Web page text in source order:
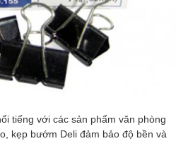
tiếng với các sản phẩm văn phòng
kẹp bướm Deli đảm bảo độ bền và